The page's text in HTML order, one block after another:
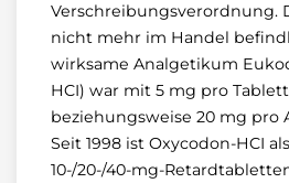
Verschreibungsverordnung.
nicht mehr im Handel
wirksame Analgetikum
HCI) war mit 5 mg pro
beziehungsweise 20 mg pro
Seit 1998 ist Oxycodon-HCI
10-/20-/40-mg-